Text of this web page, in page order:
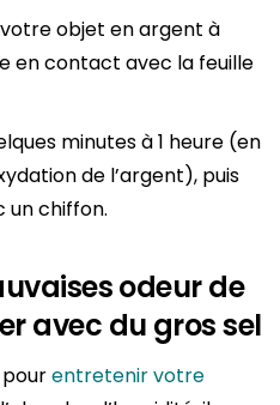
objet en argent à
en contact avec la feuille
minutes à 1 heure (en
de l’argent), puis
un chiffon.
odeur de
avec du gros sel
pourentretenir votre